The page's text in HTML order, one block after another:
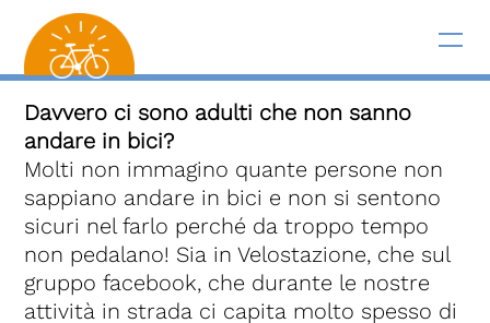
Davvero ci sono adulti che non sanno
andare in bici?
Molti non immagino quante persone non
sappiano andare in bici e non si sentono
sicuri nel farlo perché da troppo tempo
non pedalano! Sia in Velostazione, che sul
gruppo facebook, che durante le nostre
attività in strada ci capita molto spesso di